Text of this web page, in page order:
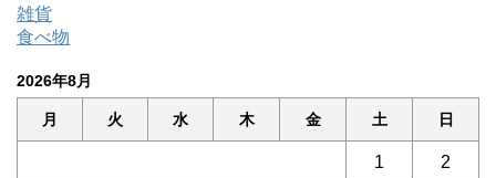
雑貨
食べ物
2026年8月
月 火 水 木 金 土 日
1 2